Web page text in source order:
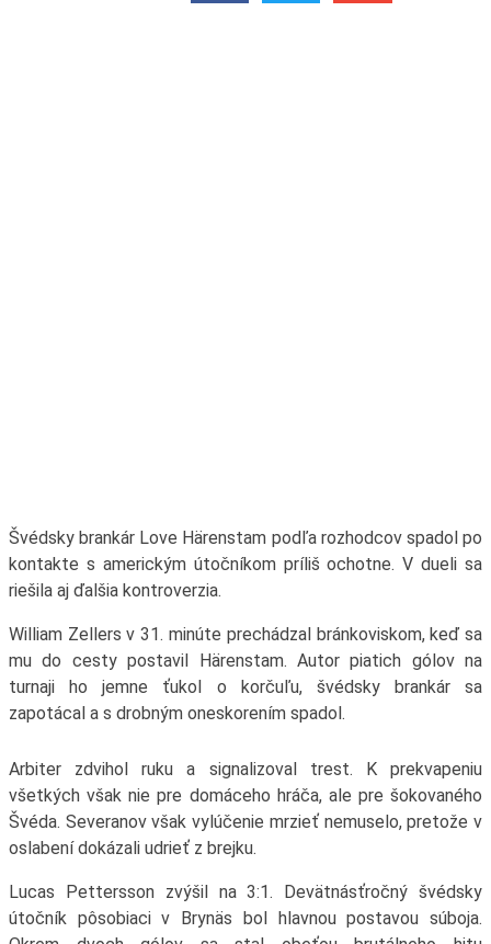
Švédsky brankár Love Härenstam podľa rozhodcov spadol po
kontakte s americkým útočníkom príliš ochotne. V dueli sa
riešila aj ďalšia kontroverzia.
William Zellers v 31. minúte prechádzal bránkoviskom, keď sa
mu do cesty postavil Härenstam. Autor piatich gólov na
turnaji ho jemne ťukol o korčuľu, švédsky brankár sa
zapotácal a s drobným oneskorením spadol.
Arbiter zdvihol ruku a signalizoval trest. K prekvapeniu
všetkých však nie pre domáceho hráča, ale pre šokovaného
Švéda. Severanov však vylúčenie mrzieť nemuselo, pretože v
oslabení dokázali udrieť z brejku.
Lucas Pettersson zvýšil na 3:1. Devätnásťročný švédsky
útočník pôsobiaci v Brynäs bol hlavnou postavou súboja.